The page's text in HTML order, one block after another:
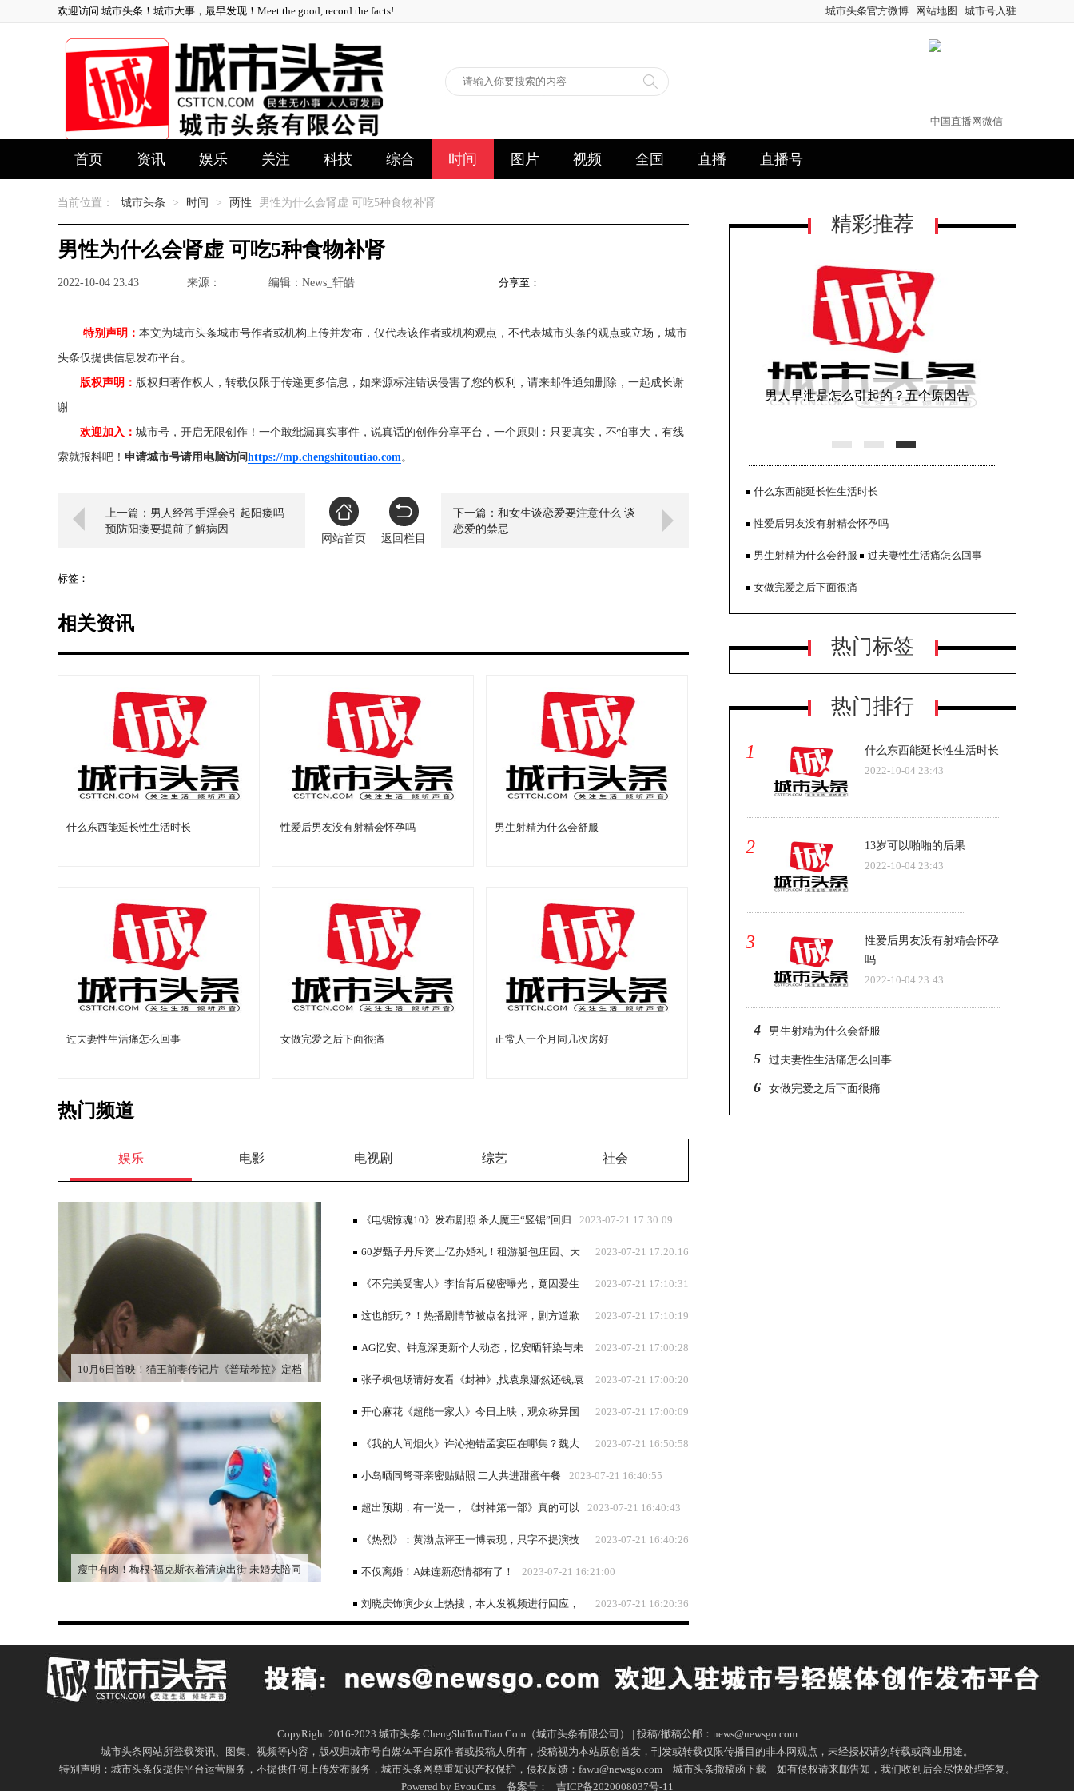
欢迎访问 城市头条！城市大事，最早发现！Meet the good, record the facts! 城市头条官方微博 网站地图 城市号入驻
中国直播网微信
首页 资讯 娱乐 关注 科技 综合 时间 图片 视频 全国 直播 直播号
当前位置： 城市头条 > 时间 > 两性 男性为什么会肾虚 可吃5种食物补肾
男性为什么会肾虚 可吃5种食物补肾
2022-10-04 23:43 来源： 编辑：News_轩皓 分享至：
特别声明： 本文为城市头条城市号作者或机构上传并发布，仅代表该作者或机构观点，不代表城市头条的观点或立场，城市
头条仅提供信息发布平台。
版权声明： 版权归著作权人，转载仅限于传递更多信息，如来源标注错误侵害了您的权利，请来邮件通知删除，一起成长谢
谢
欢迎加入： 城市号，开启无限创作！一个敢纰漏真实事件，说真话的创作分享平台，一个原则：只要真实，不怕事大，有线
索就报料吧！ 申请城市号请用电脑访问https://mp.chengshitoutiao.com。
上一篇：男人经常手淫会引起阳痿吗
预防阳痿要提前了解病因
网站首页
返回栏目
下一篇：和女生谈恋爱要注意什么 谈
恋爱的禁忌
标签：
相关资讯
什么东西能延长性生活时长 性爱后男友没有射精会怀孕吗 男生射精为什么会舒服
过夫妻性生活痛怎么回事 女做完爱之后下面很痛 正常人一个月同几次房好
热门频道
娱乐 电影 电视剧 综艺 社会
10月6日首映！猫王前妻传记片《普瑞希拉》定档
瘦中有肉！梅根·福克斯衣着清凉出街 未婚夫陪同
2023-07-21 17:30:09
《电锯惊魂10》发布剧照 杀人魔王“竖锯”回归
2023-07-21 17:20:16
60岁甄子丹斥资上亿办婚礼！租游艇包庄园、大
咖云集，儿女亲送嫁 2023-07-21 17:10:31
《不完美受害人》李怡背后秘密曝光，竟因爱生
恨陷害，成功都吓傻了 2023-07-21 17:10:19
这也能玩？！热播剧情节被点名批评，剧方道歉
后，再遭网友怒怼 2023-07-21 17:00:28
AG忆安、钟意深更新个人动态，忆安晒轩染与未
央的互搂照！ 2023-07-21 17:00:20
张子枫包场请好友看《封神》,找袁泉娜然还钱,袁
泉反应笑翻全场 2023-07-21 17:00:09
开心麻花《超能一家人》今日上映，观众称异国
冬景能“避暑” 2023-07-21 16:50:58
《我的人间烟火》许沁抱错孟宴臣在哪集？魏大
勋说为让背影像杨洋使劲减肥 2023-07-21 16:40:55
小岛晒同弩哥亲密贴贴照 二人共进甜蜜午餐
2023-07-21 16:40:43
超出预期，有一说一，《封神第一部》真的可以
2023-07-21 16:40:26
《热烈》：黄渤点评王一博表现，只字不提演技
二字，却字字珠玑 2023-07-21 16:21:00
不仅离婚！A妹连新恋情都有了！
2023-07-21 16:20:36
刘晓庆饰演少女上热搜，本人发视频进行回应，
精彩推荐
男人早泄是怎么引起的？五个原因告
巧务必要牢记
虑什么？
什么东西能延长性生活时长
性爱后男友没有射精会怀孕吗
男生射精为什么会舒服 过夫妻性生活痛怎么回事
女做完爱之后下面很痛
热门标签
热门排行
1
什么东西能延长性生活时长
2022-10-04 23:43
2
13岁可以啪啪的后果
2022-10-04 23:43
3
性爱后男友没有射精会怀孕
吗
2022-10-04 23:43
4 男生射精为什么会舒服
5 过夫妻性生活痛怎么回事
6 女做完爱之后下面很痛
CopyRight 2016-2023 城市头条 ChengShiTouTiao.Com（城市头条有限公司） | 投稿/撤稿公邮：news@newsgo.com
城市头条网站所登载资讯、图集、视频等内容，版权归城市号自媒体平台原作者或投稿人所有，投稿视为本站原创首发，刊发或转载仅限传播目的非本网观点，未经授权请勿转载或商业用途。
特别声明：城市头条仅提供平台运营服务，不提供任何上传发布服务，城市头条网尊重知识产权保护，侵权反馈：fawu@newsgo.com
城市头条撤稿函下载
如有侵权请来邮告知，我们收到后会尽快处理答复。
Powered by EyouCms
备案号： 吉ICP备2020008037号-11